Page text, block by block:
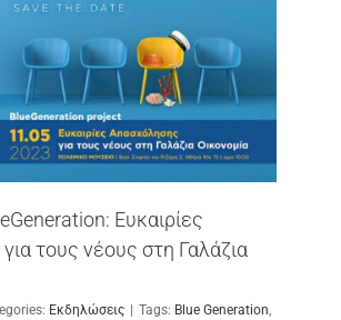
Ευκαιρίες
τους νέους στη Γαλάζια
Εκδηλώσεις Tags: Blue Generation,